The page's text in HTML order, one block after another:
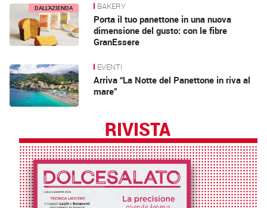
DALL’AZIENDA BAKERY
Porta il tuo panettone in una nuova
dimensione del gusto: con le fibre
GranEssere
EVENTI
Arriva “La Notte del Panettone in riva al
mare”
RIVISTA